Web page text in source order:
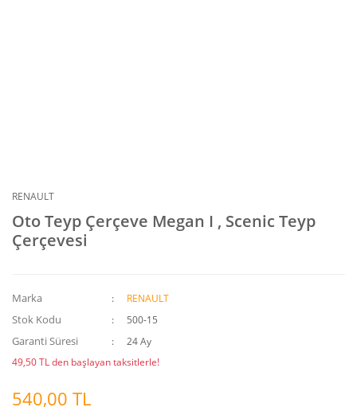
RENAULT
Oto Teyp Çerçeve Megan I , Scenic Teyp
Çerçevesi
Marka RENAULT
Stok Kodu 500-15
Garanti Süresi
24 Ay
49,50 TL den başlayan taksitlerle!
540,00 TL